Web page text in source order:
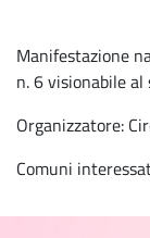
Manifestazione
n. 6 visionabile al
Organizzatore:
Comuni